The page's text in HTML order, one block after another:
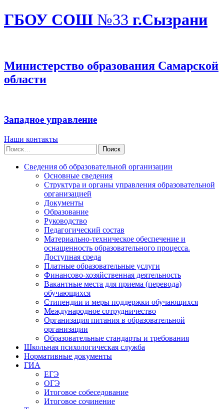
ГБОУ СОШ №33 г.Сызрани
Министерство образования Самарской
области
Западное управление
Наши контакты
Найти:
Сведения об образовательной организации
Основные сведения
Структура и органы управления образовательной
организацией
Документы
Образование
Руководство
Педагогический состав
Материально-техническое обеспечение и
оснащенность образовательного процесса.
Доступная среда
Платные образовательные услуги
Финансово-хозяйственная деятельность
Вакантные места для приема (перевода)
обучающихся
Стипендии и меры поддержки обучающихся
Международное сотрудничество
Организация питания в образовательной
организации
Образовательные стандарты и требования
Школьная психологическая служба
Нормативные документы
ГИА
ЕГЭ
ОГЭ
Итоговое собеседование
Итоговое сочинение